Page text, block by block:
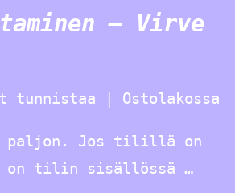
– Virve
tunnistaa | Ostolakossa
on paljon. Jos tilillä on
on tilin sisällössä …